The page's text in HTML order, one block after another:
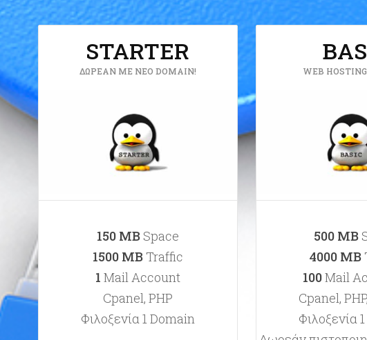
STARTER
ΔΩΡΕΆΝ ΜΕ ΝΈΟ DOMAIN!
150 ΜBSpace
1500 ΜBTraffic
1 Mail Account
Cpanel, PHP
Φιλοξενία 1 Domain
WEB
500 ΜB
4000 ΜB
100Mail
Cpanel,
Φιλοξενία